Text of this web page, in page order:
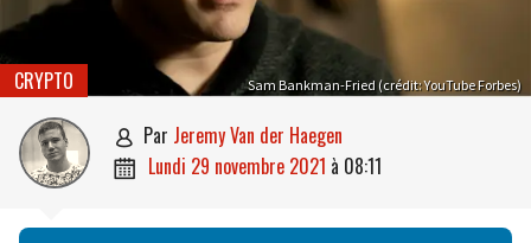
Sam Bankman-Fried (crédit: YouTube Forbes)
CRYPTO
 par Jeremy Van der Haegen
 lundi 29 novembre 2021 à 08:11